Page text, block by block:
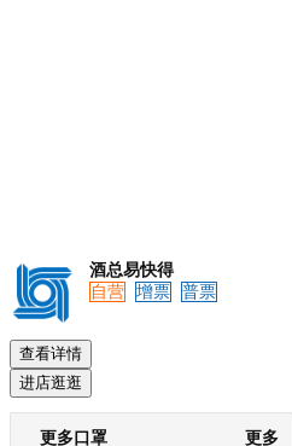
酒总易快得
自营
增票 普票
查看详情
进店逛逛
更多口罩 更多